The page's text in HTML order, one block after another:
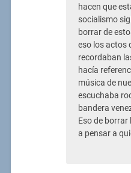
hacen que
socialismo
borrar de
eso los actos
recordaban
hacía
música de
escuchaba
bandera
Eso de
a pensar a